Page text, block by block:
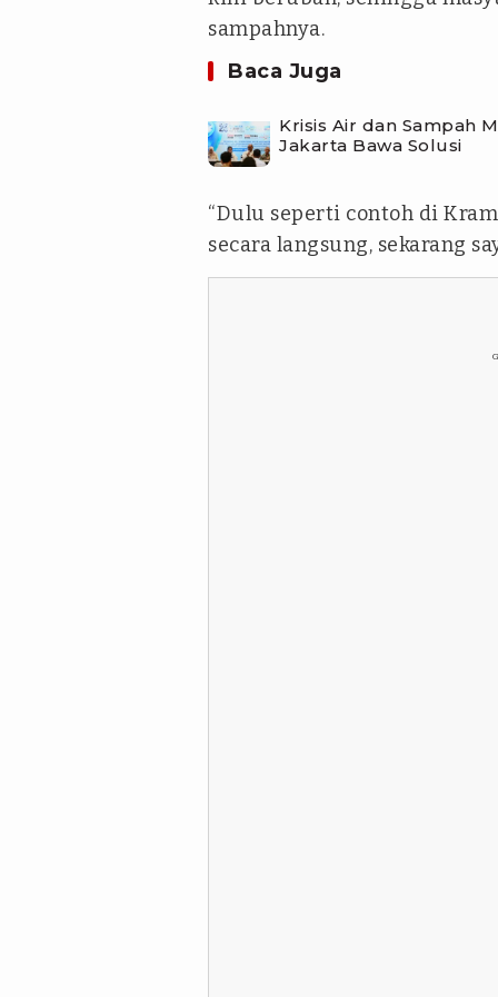
sampahnya.
Baca Juga
Krisis Air dan Sampah
Jakarta Bawa Solusi
“Dulu seperti contoh di
secara langsung, sekarang